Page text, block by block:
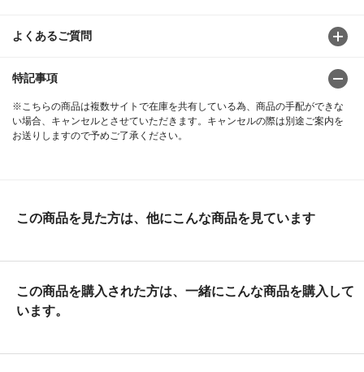
よくあるご質問
特記事項
※こちらの商品は複数サイトで在庫を共有している為、商品の手配ができな
い場合、キャンセルとさせていただきます。キャンセルの際は別途ご案内を
お送りしますので予めご了承ください。
この商品を見た方は、他にこんな商品を見ています
この商品を購入された方は、一緒にこんな商品を購入して
います。